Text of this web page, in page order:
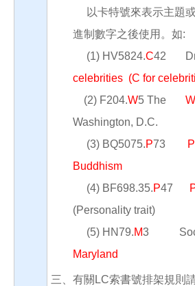
以卡特號來表示主題
進制數字之後使用。如:
(1) HV5824.C42
celebrities (C for
(2) F204.W5 The
Washington, D.C.
(3) BQ5075.P73
Buddhism
(4) BF698.35.P47
(Personality trait)
(5) HN79.M3
Maryland
三、有關LC索書號排架規則